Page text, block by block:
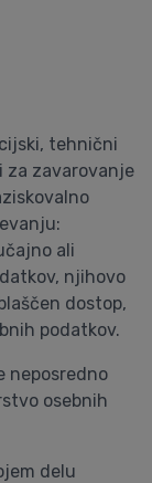
tehnični
za zavarovanje
ali
njihovo
dostop,
podatkov.
neposredno
osebnih
delu